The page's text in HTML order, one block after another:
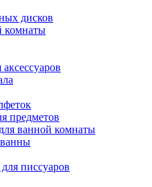
дисков
комнаты
предметов
ванной комнаты
писсуаров